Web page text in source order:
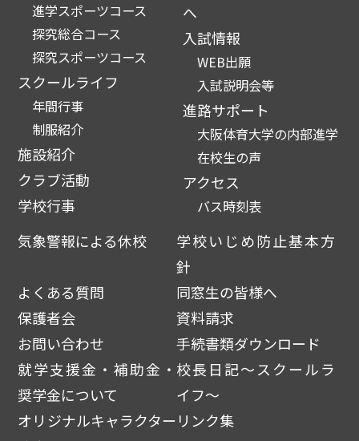
進学スポーツコース
探究総合コース
探究スポーツコース
スクールライフ
年間行事
制服紹介
施設紹介
クラブ活動
学校行事
へ
入試情報
WEB出願
入試説明会等
進路サポート
大阪体育大学の内部進学
在校生の声
アクセス
バス時刻表
気象警報による休校
学校いじめ防止基本方
針
よくある質問
同窓生の皆様へ
保護者会
資料請求
お問い合わせ
手続書類ダウンロード
就学支援金・補助金・
奨学金について
校長日記～スクールラ
イフ～
オリジナルキャラクター リンク集